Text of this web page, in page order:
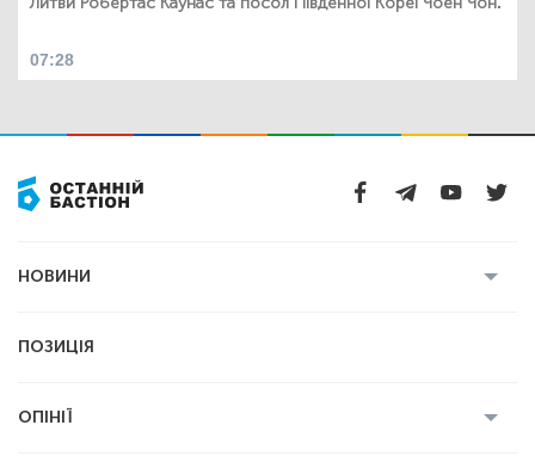
07:28
НОВИНИ
Економіка
ПОЗИЦІЯ
ОПІНІЇ